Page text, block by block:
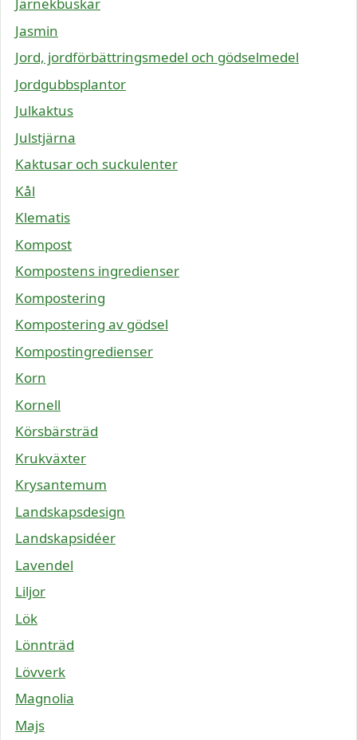
Järnekbuskar
Jasmin
Jord, jordförbättringsmedel och gödselmedel
Jordgubbsplantor
Julkaktus
Julstjärna
Kaktusar och suckulenter
Kål
Klematis
Kompost
Kompostens ingredienser
Kompostering
Kompostering av gödsel
Kompostingredienser
Korn
Kornell
Körsbärsträd
Krukväxter
Krysantemum
Landskapsdesign
Landskapsidéer
Lavendel
Liljor
Lök
Lönnträd
Lövverk
Magnolia
Majs